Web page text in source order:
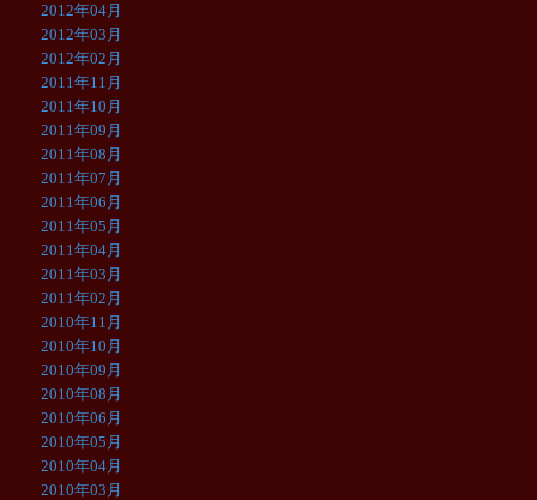
2012年04月
2012年03月
2012年02月
2011年11月
2011年10月
2011年09月
2011年08月
2011年07月
2011年06月
2011年05月
2011年04月
2011年03月
2011年02月
2010年11月
2010年10月
2010年09月
2010年08月
2010年06月
2010年05月
2010年04月
2010年03月